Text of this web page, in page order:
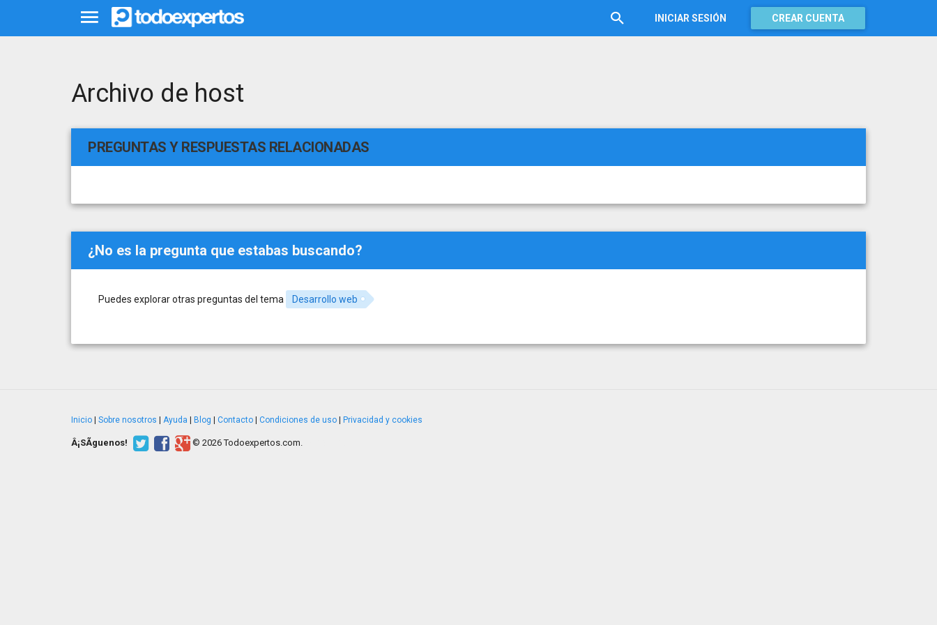
INICIAR SESIÓN CREAR CUENTA
Archivo de host
PREGUNTAS Y RESPUESTAS RELACIONADAS
¿No es la pregunta que estabas buscando?
Puedes explorar otras preguntas del tema Desarrollo web
Inicio | Sobre nosotros | Ayuda | Blog | Contacto | Condiciones de uso | Privacidad y cookies
Â¡SÃ­guenos! © 2026 Todoexpertos.com.